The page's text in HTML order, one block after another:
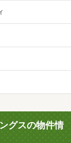
グスの物件情